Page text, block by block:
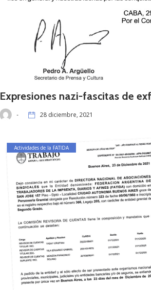
Expresiones nazi-fascitas de
- 28 diciembre, 2021
Actividades de la FATIDA